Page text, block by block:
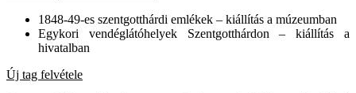
1848-49-es szentgotthárdi emlékek – kiállítás a múzeumban
Egykori vendéglátóhelyek Szentgotthárdon – kiállítás a
hivatalban
Új tag felvétele